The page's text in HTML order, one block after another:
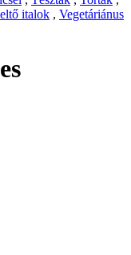
italok , Vegetáriánus